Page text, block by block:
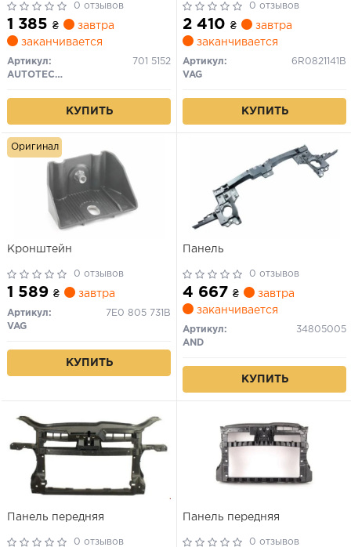
0 отзывов
1 385 ₴
завтра
заканчивается
Артикул:
701 5152
AUTOTECHTEILE
КУПИТЬ
0 отзывов
2 410 ₴
завтра
заканчивается
Артикул:
6R0821141B
VAG
КУПИТЬ
Кронштейн
0 отзывов
1 589 ₴ завтра
Артикул:
7E0 805 731B
VAG
КУПИТЬ
Оригинал
Панель
0 отзывов
4 667 ₴
завтра
заканчивается
Артикул:
34805005
AND
КУПИТЬ
Панель передняя
0 отзывов
Панель передняя
0 отзывов